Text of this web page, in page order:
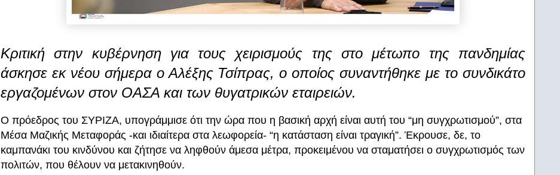
Κριτική στην κυβέρνηση για τους χειρισμούς της στο μέτωπο της πανδημίας
άσκησε εκ νέου σήμερα ο Αλέξης Τσίπρας, ο οποίος συναντήθηκε με το συνδικάτο
εργαζομένων στον ΟΑΣΑ και των θυγατρικών εταιρειών.
Ο πρόεδρος του ΣΥΡΙΖΑ, υπογράμμισε ότι την ώρα που η βασική αρχή είναι αυτή του “μη συγχρωτισμού”, στα
Μέσα Μαζικής Μεταφοράς -και ιδιαίτερα στα λεωφορεία- “η κατάσταση είναι τραγική”. Έκρουσε, δε, το
καμπανάκι του κινδύνου και ζήτησε να ληφθούν άμεσα μέτρα, προκειμένου να σταματήσει ο συγχρωτισμός των
πολιτών, που θέλουν να μετακινηθούν.